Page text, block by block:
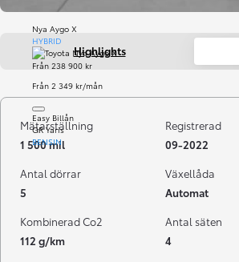
Nya Aygo X
HYBRID
Från 238 900 kr
Från 2 349 kr/mån
Easy Billån
GR Yaris
BENSIN
Highlights
Mätarställning
1 500 mil
Registrerad
09-2022
Antal dörrar
5
Växellåda
Automat
Kombinerad Co2
112 g/km
Antal säten
4